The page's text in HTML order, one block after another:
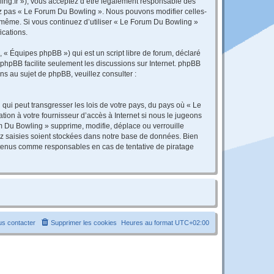
pas « Le Forum Du Bowling ». Nous pouvons modifier celles-
Si vous continuez d’utiliser « Le Forum Du Bowling »
Équipes phpBB ») qui est un script libre de forum, déclaré
facilite seulement les discussions sur Internet. phpBB
au sujet de phpBB, veuillez consulter :
peut transgresser les lois de votre pays, du pays où « Le
à votre fournisseur d’accès à Internet si nous le jugeons
Du Bowling » supprime, modifie, déplace ou verrouille
saisies soient stockées dans notre base de données. Bien
comme responsables en cas de tentative de piratage
Heures au format UTC+02:00
Supprimer les cookies
contacter